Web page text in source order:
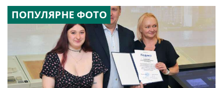
ПОПУЛЯРНЕ ФОТО